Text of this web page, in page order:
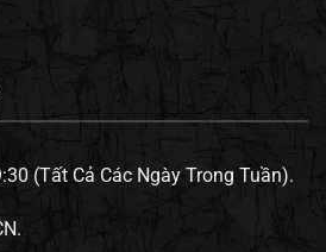
(Tất Cả Các Ngày Trong Tuần).